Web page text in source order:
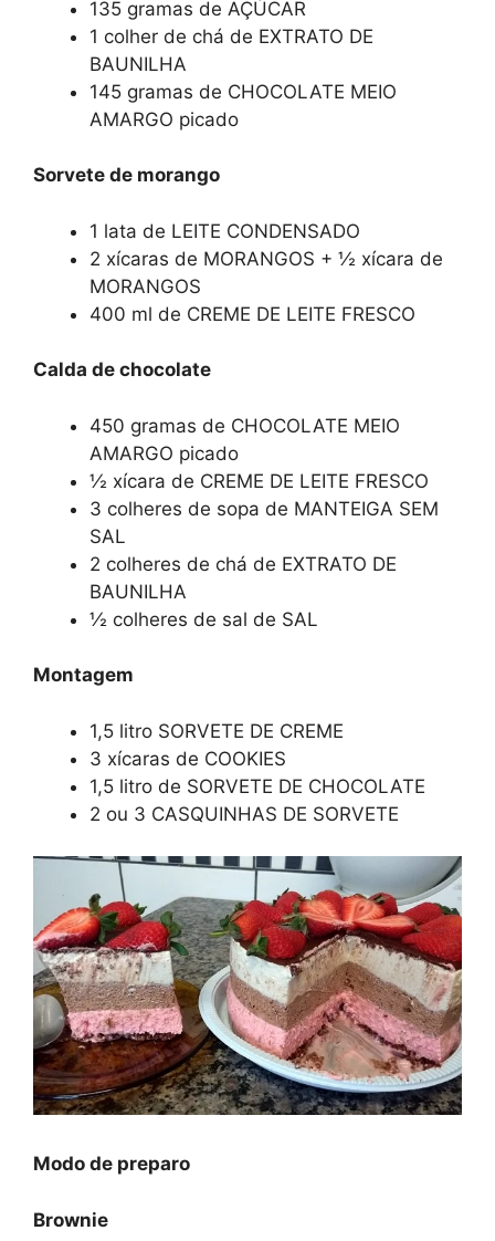
135 gramas de AÇÚCAR
1 colher de chá de EXTRATO DE
BAUNILHA
145 gramas de CHOCOLATE MEIO
AMARGO picado
Sorvete de morango
1 lata de LEITE CONDENSADO
2 xícaras de MORANGOS + ½ xícara de
MORANGOS
400 ml de CREME DE LEITE FRESCO
Calda de chocolate
450 gramas de CHOCOLATE MEIO
AMARGO picado
½ xícara de CREME DE LEITE FRESCO
3 colheres de sopa de MANTEIGA SEM
SAL
2 colheres de chá de EXTRATO DE
BAUNILHA
½ colheres de sal de SAL
Montagem
1,5 litro SORVETE DE CREME
3 xícaras de COOKIES
1,5 litro de SORVETE DE CHOCOLATE
2 ou 3 CASQUINHAS DE SORVETE
Modo de preparo
Brownie